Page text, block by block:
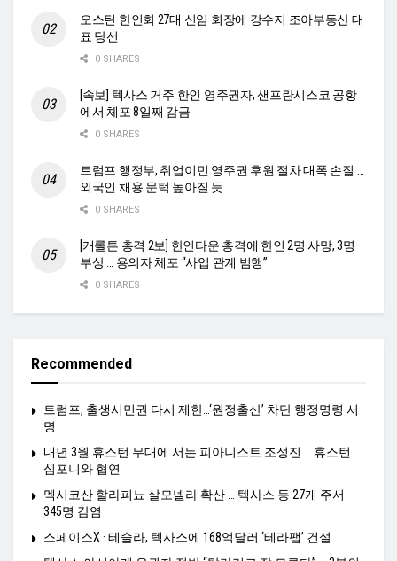
오스틴 한인회 27대 신임 회장에 강수지 조아부동산 대
표 당선
0 SHARES
[속보] 텍사스 거주 한인 영주권자, 샌프란시스코 공항
에서 체포 8일째 감금
0 SHARES
트럼프 행정부, 취업이민 영주권 후원 절차 대폭 손질 …
외국인 채용 문턱 높아질 듯
0 SHARES
[캐롤튼 총격 2보] 한인타운 총격에 한인 2명 사망, 3명
부상 … 용의자 체포 “사업 관계 범행”
0 SHARES
Recommended
트럼프, 출생시민권 다시 제한…‘원정출산’ 차단 행정명령 서
명
내년 3월 휴스턴 무대에 서는 피아니스트 조성진 … 휴스턴
심포니와 협연
멕시코산 할라피뇨 살모넬라 확산 … 텍사스 등 27개 주서
345명 감염
스페이스X · 테슬라, 텍사스에 168억달러 ‘테라팹’ 건설